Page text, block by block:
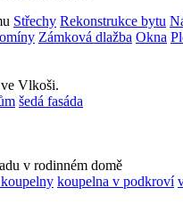
Střechy Rekonstrukce bytu
Zámková dlažba Okna
Vlkoši.
šedá fasáda
v rodinném domě
koupelna v podkroví